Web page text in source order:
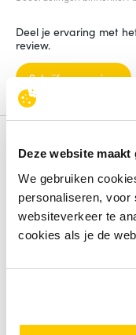
Deze website
We gebruiken
personaliseren, voor
websiteverkeer te
cookies als je de
Deel je ervaring met
review.
Schrijf een review
Alternatieven
Vergelijk